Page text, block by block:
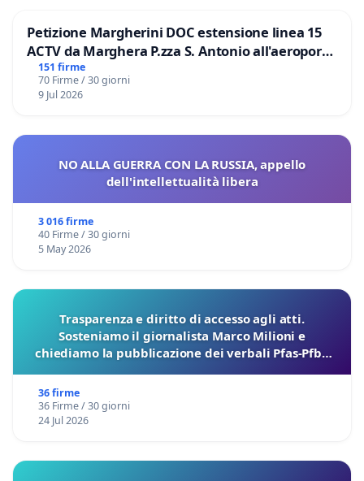
Petizione Margherini DOC estensione linea 15
ACTV da Marghera P.zza S. Antonio all'aeroporto
Marco Polo tariffa a € 1,50
151 firme
70 Firme / 30 giorni
9 Jul 2026
NO ALLA GUERRA CON LA RUSSIA, appello
dell'intellettualità libera
3 016 firme
40 Firme / 30 giorni
5 May 2026
Trasparenza e diritto di accesso agli atti.
Sosteniamo il giornalista Marco Milioni e
chiediamo la pubblicazione dei verbali Pfas-Pfba
36 firme
36 Firme / 30 giorni
24 Jul 2026